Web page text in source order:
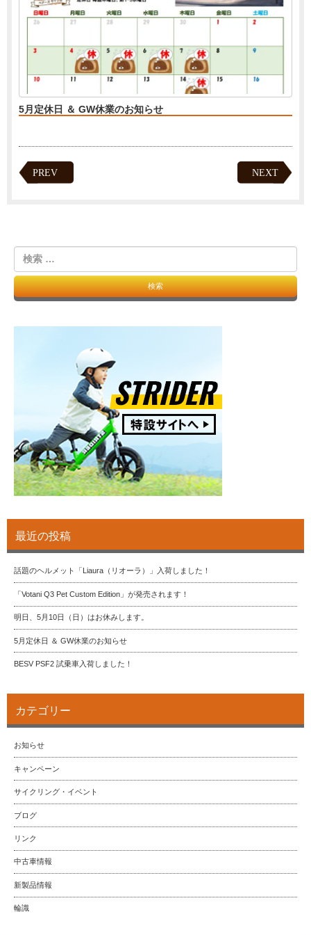
5月定休日 ＆ GW休業のお知らせ
PREV NEXT
最近の投稿
話題のヘルメット「Liaura（リオーラ）」入荷しました！
「Votani Q3 Pet Custom Edition」が発売されます！
明日、5月10日（日）はお休みします。
5月定休日 ＆ GW休業のお知らせ
BESV PSF2 試乗車入荷しました！
カテゴリー
お知らせ
キャンペーン
サイクリング・イベント
ブログ
リンク
中古車情報
新製品情報
輪識